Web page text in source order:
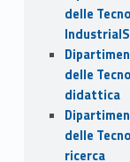
delle
delle
didattica
delle
ricerca